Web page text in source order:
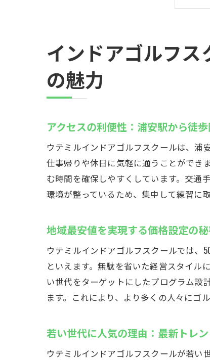
インドアゴルフ
の魅力
アクセスの利便性：浦安駅から徒
ウテミルインドアゴルフスクールは、浦
仕事帰りや休日に気軽に通うことができ
む時間を確保しやすくしています。交通
環境が整っているため、集中して練習に
地域最安値を実現する価格設定の
ウテミルインドアゴルフスクールでは、
といえます。無駄を省いた経営スタイル
い世代をターゲットにしたプログラム設
ます。これにより、より多くの人々にゴ
若い世代に人気の理由：最新トレ
ウテミルインドアゴルフスクールが若い